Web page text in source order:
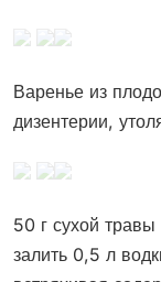
Варенье из
дизентерии,
50 г сухой
залить 0,5 л